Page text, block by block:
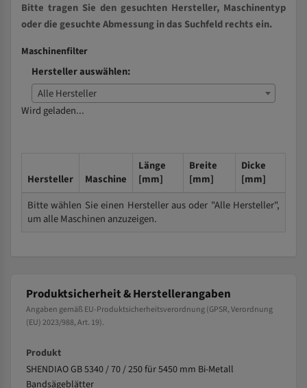
Bitte tragen Sie den gesuchten Hersteller, Maschinentyp
oder die gesuchte Abmessung in das Suchfeld rechts ein.
Maschinenfilter
Hersteller auswählen:
Alle Hersteller
Wird geladen...
Hersteller Maschine
Länge
[mm]
Breite
[mm]
Dicke
[mm]
Bitte wählen Sie einen Hersteller aus oder "Alle Hersteller",
um alle Maschinen anzuzeigen.
Produktsicherheit & Herstellerangaben
Angaben gemäß EU-Produktsicherheitsverordnung (GPSR, Verordnung
(EU) 2023/988, Art. 19).
Produkt
SHENDIAO GB 5340 / 70 / 250 für 5450 mm Bi-Metall
Bandsägeblätter